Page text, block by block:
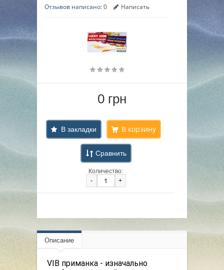
Отзывов написано:0 Написать
0 грн
В закладки
Сравнить
Количество:
-
+
Описание
VIB приманка - изначально